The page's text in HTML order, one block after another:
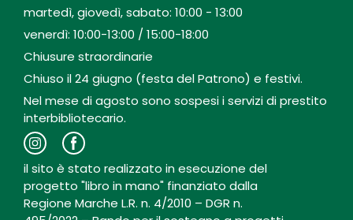
martedì, giovedì, sabato: 10:00 - 13:00
venerdì: 10:00-13:00 / 15:00-18:00
Chiusure straordinarie
Chiuso il 24 giugno (festa del Patrono) e festivi.
Nel mese di agosto sono sospesi i servizi di prestito
interbibliotecario.
il sito è stato realizzato in esecuzione del
progetto "libro in mano" finanziato dalla
Regione Marche L.R. n. 4/2010 – DGR n.